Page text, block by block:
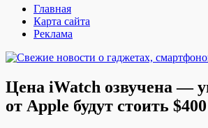
Главная
Карта сайта
Реклама
Цена iWatch озвучена —
от Apple будут стоить $400